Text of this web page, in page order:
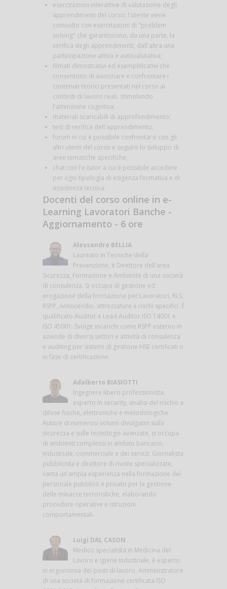
esercitazioni interattive di valutazione degli
apprendimenti del corso; l'utente viene
coinvolto con esercitazioni di "problem
solving" che garantiscono, da una parte, la
verifica degli apprendimenti, dall'altra una
partecipazione attiva e autovalutativa;
filmati dimostrativi ed esemplificativi che
consentono di avvicinare e confrontare i
contenuti teorici presentati nel corso ai
contesti di lavoro reali, stimolando
l'attenzione cognitiva;
materiali scaricabili di approfondimento;
test di verifica dell'apprendimento;
forum in cui è possibile confrontarsi con gli
altri utenti del corso e seguire lo sviluppo di
aree tematiche specifiche;
chat con l'e-tutor a cui è possibile accedere
per ogni tipologia di esigenza formativa e di
assistenza tecnica.
Docenti del corso online in e-
Learning Lavoratori Banche -
Aggiornamento - 6 ore
Alessandro BELLIA
Laureato in Tecniche della
Prevenzione, è Direttore dell'area
Sicurezza, Formazione e Ambiente di una società
di consulenza. Si occupa di gestione ed
erogazione della formazione per Lavoratori, RLS,
RSPP, Antincendio, attrezzature e rischi specifici. È
qualificato Auditor e Lead Auditor ISO 14001 e
ISO 45001. Svolge incarichi come RSPP esterno in
aziende di diversi settori e attività di consulenza
e auditing per sistemi di gestione HSE certificati o
in fase di certificazione.
Adalberto BIASIOTTI
Ingegnere libero professionista,
esperto in security, analisi del rischio e
difese fisiche, elettroniche e metodologiche.
Autore di numerosi volumi divulgativi sulla
sicurezza e sulle tecnologie avanzate, si occupa
di ambienti complessi in ambito bancario,
industriale, commerciale e dei servizi. Giornalista
pubblicista e direttore di riviste specializzate,
vanta un'ampia esperienza nella formazione del
personale pubblico e privato per la gestione
delle minacce terroristiche, elaborando
procedure operative e istruzioni
comportamentali.
Luigi DAL CASON
Medico specialista in Medicina del
Lavoro e Igiene Industriale, è esperto
in ergonomia dei posti di lavoro. Amministratore
di una società di formazione certificata ISO